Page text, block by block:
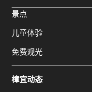
景点
儿童体验
免费观光
樟宜动态